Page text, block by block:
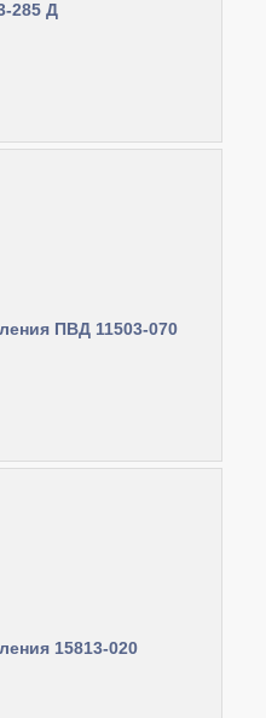
285 Д
ПВД 11503-070
15813-020